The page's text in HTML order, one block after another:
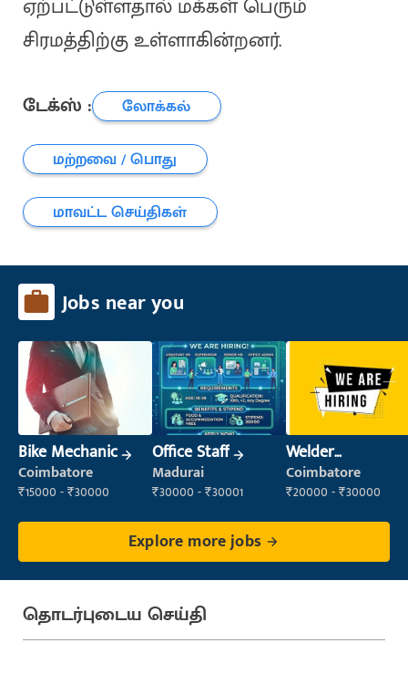
ஏற்பட்டுள்ளதால் மக்கள் பெரும்
சிரமத்திற்கு உள்ளாகின்றனர்.
டேக்ஸ் :
லோக்கல்
மற்றவை / பொது
மாவட்ட செய்திகள்
Jobs near you
Bike Mechanic
Coimbatore
₹15000 - ₹30000
Office Staff
Madurai
₹30000 - ₹30001
Welder
(Fabrication)
Coimbatore
₹20000 - ₹30000
Explore more jobs
தொடர்புடைய செய்தி